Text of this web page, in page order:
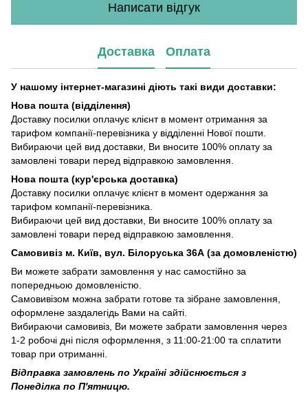
Написати відгук
Доставка Оплата
У нашому інтернет-магазині діють такі види доставки:
Нова пошта (відділення)
Доставку посилки оплачує клієнт в момент отримання за
тарифом компанії-перевізника у відділенні Нової пошти.
Вибираючи цей вид доставки, Ви вносите 100% оплату за
замовлені товари перед відправкою замовлення.
Нова пошта (кур'єрська доставка)
Доставку посилки оплачує клієнт в момент одержання за
тарифом компанії-перевізника.
Вибираючи цей вид доставки, Ви вносите 100% оплату за
замовлені товари перед відправкою замовлення.
Самовивіз м. Київ, вул. Білоруська 36А (за домовленістю)
Ви можете забрати замовлення у нас самостійно за
попередньою домовленістю.
Самовивізом можна забрати готове та зібране замовлення,
оформлене заздалегідь Вами на сайті.
Вибираючи самовивіз, Ви можете забрати замовлення через
1-2 робочі дні після оформлення, з 11:00-21:00 та сплатити
товар при отриманні.
Відправка замовлень по Україні здійснюється з
Понеділка по П'ятницю.